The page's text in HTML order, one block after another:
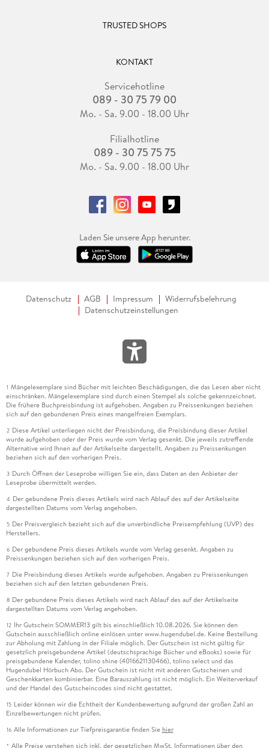
TRUSTED SHOPS
KONTAKT
Servicehotline
089 - 30 75 79 00
Mo. - Sa. 9.00 - 18.00 Uhr
Filialhotline
089 - 30 75 75 75
Mo. - Sa. 9.00 - 18.00 Uhr
Laden Sie unsere App herunter.
Datenschutz AGB Impressum
Widerrufsbelehrung
Datenschutzeinstellungen
1 Mängelexemplare sind Bücher mit leichten Beschädigungen, die das Lesen aber nicht
einschränken. Mängelexemplare sind durch einen Stempel als solche gekennzeichnet.
Die frühere Buchpreisbindung ist aufgehoben. Angaben zu Preissenkungen beziehen
sich auf den gebundenen Preis eines mangelfreien Exemplars.
2 Diese Artikel unterliegen nicht der Preisbindung, die Preisbindung dieser Artikel
wurde aufgehoben oder der Preis wurde vom Verlag gesenkt. Die jeweils zutreffende
Alternative wird Ihnen auf der Artikelseite dargestellt. Angaben zu Preissenkungen
beziehen sich auf den vorherigen Preis.
3 Durch Öffnen der Leseprobe willigen Sie ein, dass Daten an den Anbieter der
Leseprobe übermittelt werden.
4 Der gebundene Preis dieses Artikels wird nach Ablauf des auf der Artikelseite
dargestellten Datums vom Verlag angehoben.
5 Der Preisvergleich bezieht sich auf die unverbindliche Preisempfehlung (UVP) des
Herstellers.
6 Der gebundene Preis dieses Artikels wurde vom Verlag gesenkt. Angaben zu
Preissenkungen beziehen sich auf den vorherigen Preis.
7 Die Preisbindung dieses Artikels wurde aufgehoben. Angaben zu Preissenkungen
beziehen sich auf den letzten gebundenen Preis.
8 Der gebundene Preis dieses Artikels wird nach Ablauf des auf der Artikelseite
dargestellten Datums vom Verlag angehoben.
12 Ihr Gutschein SOMMER13 gilt bis einschließlich 10.08.2026. Sie können den
Gutschein ausschließlich online einlösen unter www.hugendubel.de. Keine Bestellung
zur Abholung mit Zahlung in der Filiale möglich. Der Gutschein ist nicht gültig für
gesetzlich preisgebundene Artikel (deutschsprachige Bücher und eBooks) sowie für
preisgebundene Kalender, tolino shine (4016621130466), tolino select und das
Hugendubel Hörbuch Abo. Der Gutschein ist nicht mit anderen Gutscheinen und
Geschenkkarten kombinierbar. Eine Barauszahlung ist nicht möglich. Ein Weiterverkauf
und der Handel des Gutscheincodes sind nicht gestattet.
15 Leider können wir die Echtheit der Kundenbewertung aufgrund der großen Zahl an
Einzelbewertungen nicht prüfen.
16 Alle Informationen zur Tiefpreisgarantie finden Sie hier
* Alle Preise verstehen sich inkl. der gesetzlichen MwSt. Informationen über den